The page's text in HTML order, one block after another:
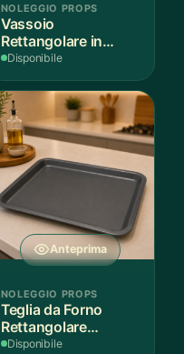
NOLEGGIO PROPS
Vassoio
Rettangolare in
Legno Scuro
Disponibile
Anteprima
NOLEGGIO PROPS
Teglia da Forno
Rettangolare
Antiaderente
Disponibile